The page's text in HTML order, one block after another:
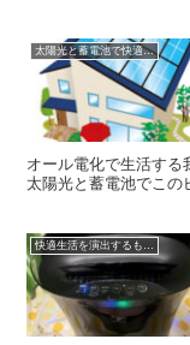
太陽光と蓄電池で快適生活
オール電化で生活する
太陽光と蓄電池でこの